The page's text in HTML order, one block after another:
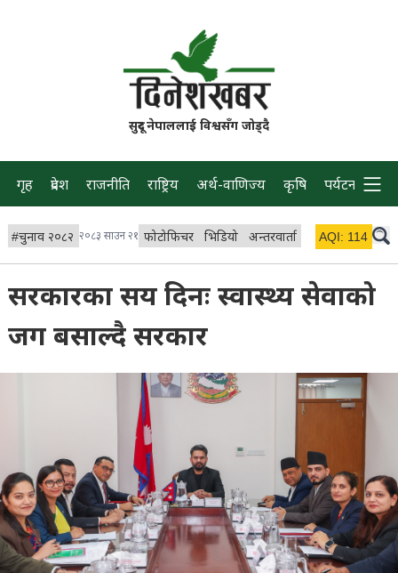
सुदूर नेपाललाई विश्वसँग जोड्दै
गृह प्रदेश राजनीति राष्ट्रिय अर्थ-वाणिज्य कृषि पर्यटन प्रवास
#चुनाव २०८२ २०८३ साउन २१ फोटोफिचर भिडियो अन्तरवार्ता विचार/ब्लग
AQI: 114
सरकारका सय दिनः स्वास्थ्य सेवाको
जग बसाल्दै सरकार